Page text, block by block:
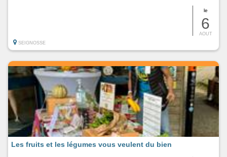
le
6
AOUT
SEIGNOSSE
Les fruits et les légumes vous veulent du bien